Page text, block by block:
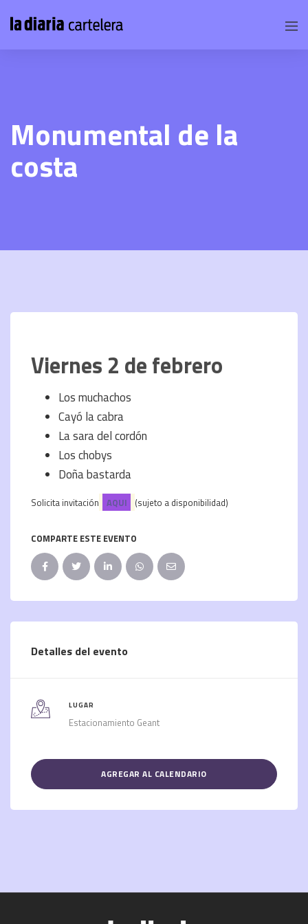
Monumental de la
costa
Viernes 2 de febrero
Los muchachos
Cayó la cabra
La sara del cordón
Los chobys
Doña bastarda
Solicita invitación AQUI (sujeto a disponibilidad)
COMPARTE ESTE EVENTO
Detalles del evento
LUGAR
Estacionamiento Geant
AGREGAR AL CALENDARIO